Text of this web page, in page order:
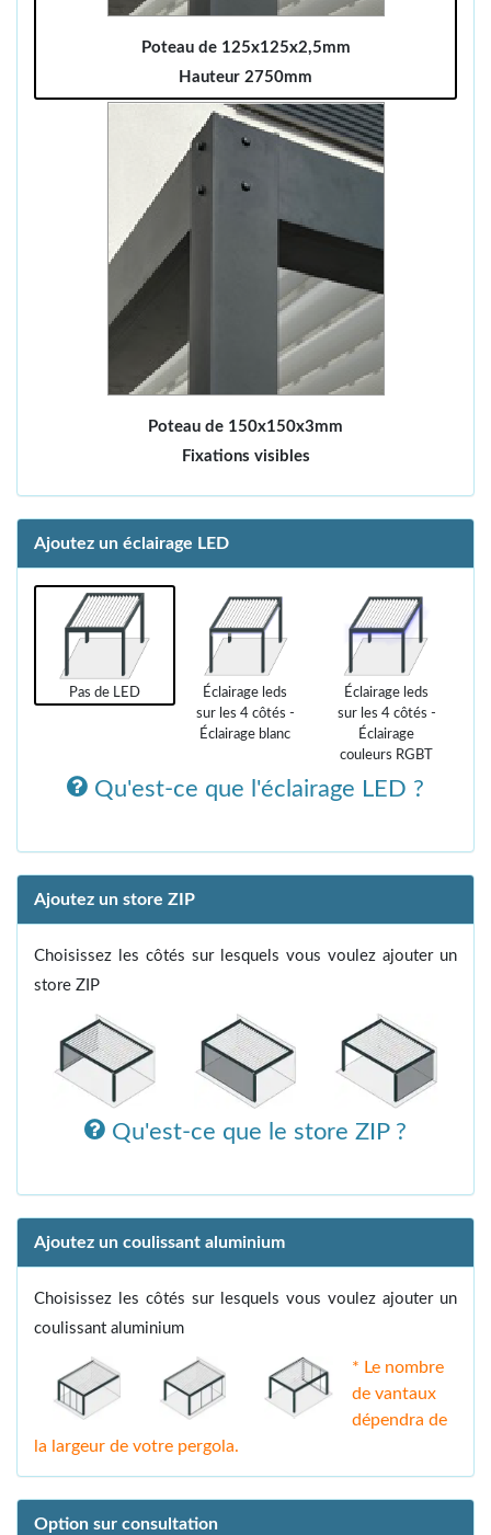
Poteau de 125x125x2,5mm
Hauteur 2750mm
Poteau de 150x150x3mm
Fixations visibles
Ajoutez un éclairage LED
Pas de LED
Éclairage leds
sur les 4 côtés -
Éclairage blanc
Éclairage leds
sur les 4 côtés -
Éclairage
couleurs RGBT
Qu'est-ce que l'éclairage LED ?
Ajoutez un store ZIP
Choisissez les côtés sur lesquels vous voulez ajouter un
store ZIP
Qu'est-ce que le store ZIP ?
Ajoutez un coulissant aluminium
Choisissez les côtés sur lesquels vous voulez ajouter un
coulissant aluminium
* Le nombre
de vantaux
dépendra de
la largeur de votre pergola.
Option sur consultation